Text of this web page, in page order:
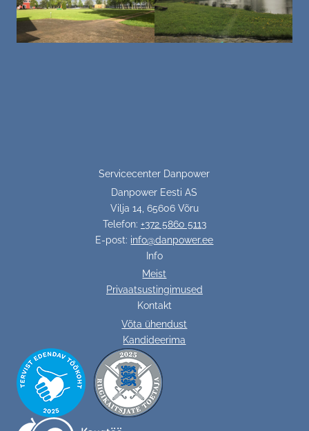
Servicecenter Danpower
Danpower Eesti AS
Vilja 14, 65606 Võru
Telefon: +372 5860 5113
E-post: info@danpower.ee
Info
Meist
Privaatsustingimused
Kontakt
Võta ühendust
Kandideerima